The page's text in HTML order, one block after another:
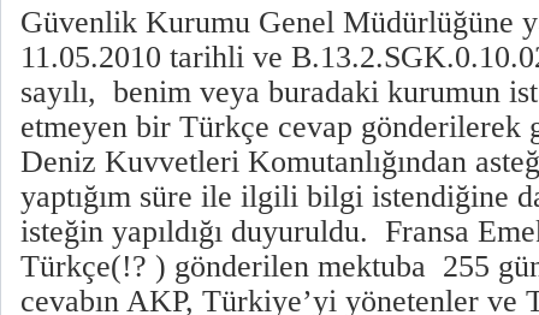
Güvenlik Kurumu Genel Müdürlüğüne
11.05.2010 tarihli ve
sayılı, benim veya buradaki kurumun
etmeyen bir Türkçe cevap gönderilerek
Deniz Kuvvetleri Komutanlığından
yaptığım süre ile ilgili bilgi istendiğine
isteğin yapıldığı duyuruldu. Fransa
Türkçe(!? ) gönderilen mektuba 255
cevabın AKP, Türkiye’yi yönetenler ve